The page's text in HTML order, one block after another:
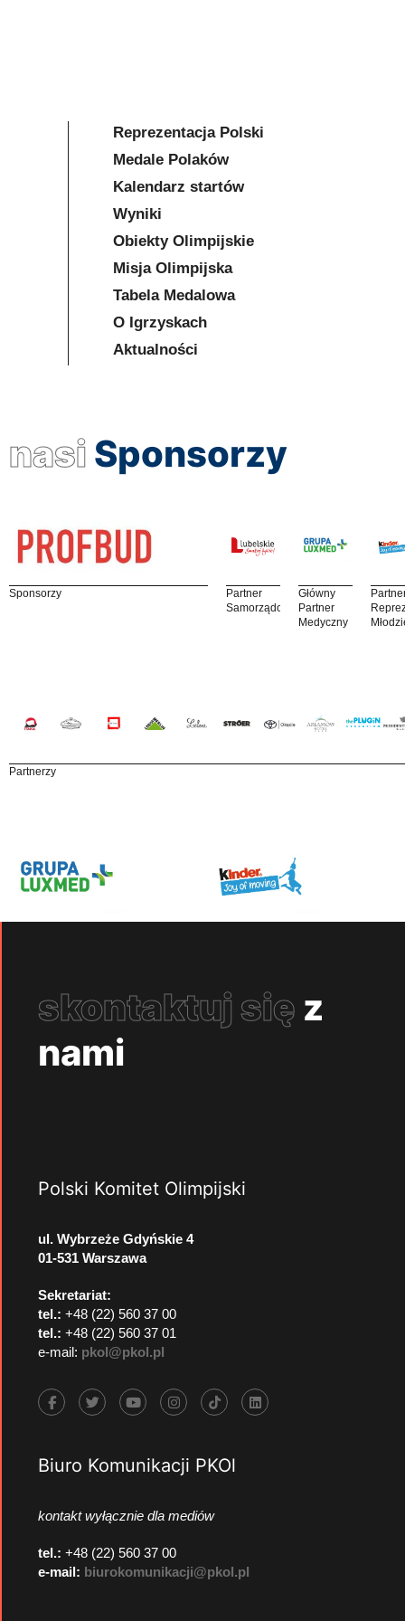
Reprezentacja Polski
Medale Polaków
Kalendarz startów
Wyniki
Obiekty Olimpijskie
Misja Olimpijska
Tabela Medalowa
O Igrzyskach
Aktualności
nasi Sponsorzy
Sponsorzy
Partner
Samorządowy
Główny
Partner
Medyczny
Partnerzy
skontaktuj się z
nami
Polski Komitet Olimpijski
ul. Wybrzeże Gdyńskie 4
01-531 Warszawa
Sekretariat:
tel.: +48 (22) 560 37 00
tel.: +48 (22) 560 37 01
e-mail: pkol@pkol.pl
Biuro Komunikacji PKOl
kontakt wyłącznie dla mediów
tel.: +48 (22) 560 37 00
e-mail: biurokomunikacji@pkol.pl